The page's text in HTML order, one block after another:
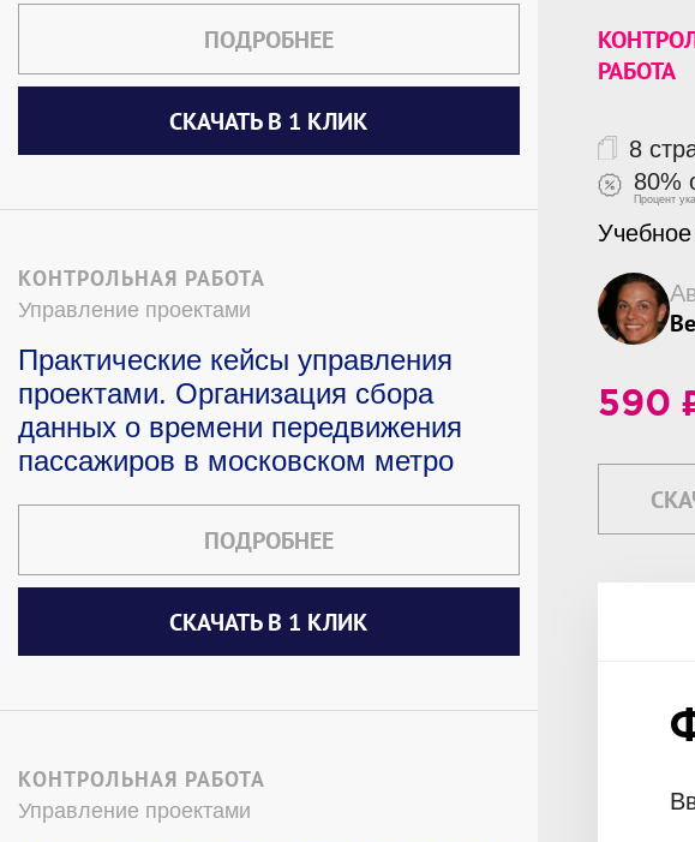
ПОДРОБНЕЕ
СКАЧАТЬ В 1 КЛИК
КОНТРОЛЬНАЯ РАБОТА
Управление проектами
Практические кейсы управления
проектами. Организация сбора
данных о времени передвижения
пассажиров в московском метро
ПОДРОБНЕЕ
СКАЧАТЬ В 1 КЛИК
КОНТРОЛЬНАЯ РАБОТА
Управление проектами
РАБОТА
8
80%
Процент
590